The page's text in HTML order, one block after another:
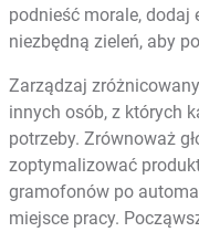
podnieść morale, dodaj
niezbędną zieleń, aby
Zarządzaj
innych osób, z których
potrzeby. Zrównoważ
zoptymalizować
gramofonów po
miejsce pracy.